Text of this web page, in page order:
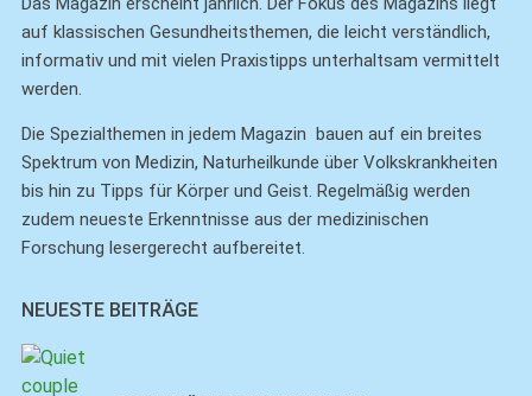
auf klassischen Gesundheitsthemen, die leicht verständlich,
informativ und mit vielen Praxistipps unterhaltsam vermittelt
werden.
Die Spezialthemen in jedem Magazin bauen auf ein breites
Spektrum von Medizin, Naturheilkunde über Volkskrankheiten
bis hin zu Tipps für Körper und Geist. Regelmäßig werden
zudem neueste Erkenntnisse aus der medizinischen
Forschung lesergerecht aufbereitet.
NEUESTE BEITRÄGE